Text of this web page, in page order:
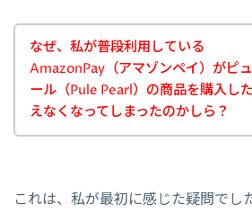
なぜ、私が普段利用している
AmazonPay（アマゾンペイ）がピ
ール（Pule Pearl）の商品を購入し
えなくなってしまったのかしら？
これは、私が最初に感じた疑問でし